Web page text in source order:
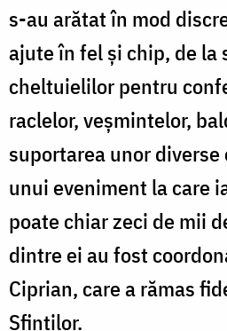
s-au arătat în mod
ajute în fel și chip, de la
cheltuielilor pentru
raclelor, veșmintelor,
suportarea unor
unui eveniment la care
poate chiar zeci de mii
dintre ei au fost
Ciprian, care a rămas
Sfinților.